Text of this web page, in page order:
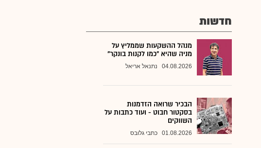
חדשות
מנהל ההשקעות שממליץ על
מניה שהיא "כמו לקנות בונקר"
04.08.2026 נתנאל אריאל
הבכיר שרואה הזדמנות
בסקטור חבוט - ועוד כתבות על
השווקים
01.08.2026 כתבי גלובס